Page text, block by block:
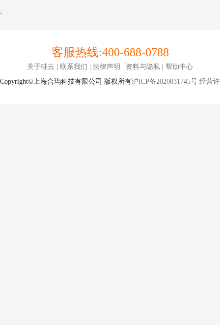
;
客服热线:400-688-0788
关于硅云 | 联系我们 | 法律声明 | 资料与隐私 | 帮助中心
Copyright©上海合玙科技有限公司 版权所有沪ICP备2020031745号 经营